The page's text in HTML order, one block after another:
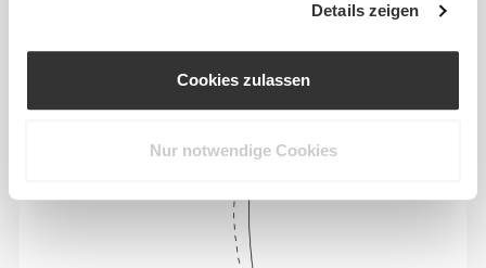
Details zeigen
Cookies zulassen
Nur notwendige Cookies